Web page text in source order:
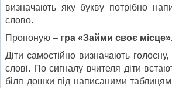
визначають яку букву потрібно
слово.
Пропоную – гра «Займи своє
Діти самостійно визначають
слові. По сигналу вчителя діти
біля дошки під написаними